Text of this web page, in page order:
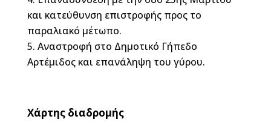
και κατεύθυνση επιστροφής προς το
παραλιακό μέτωπο.
Αναστροφή στο Δημοτικό Γήπεδο
Αρτέμιδος και επανάληψη του γύρου.
Χάρτης διαδρομής